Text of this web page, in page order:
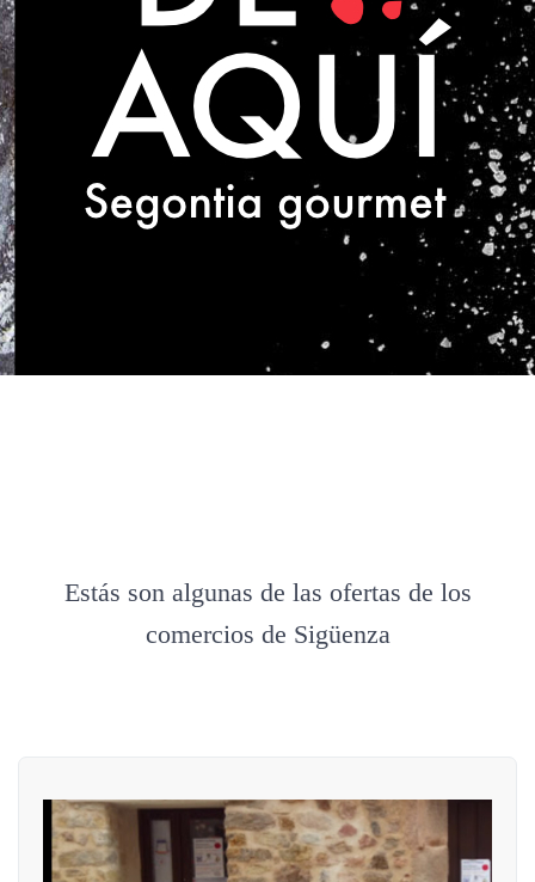
Estás son algunas de las ofertas de los
comercios de Sigüenza